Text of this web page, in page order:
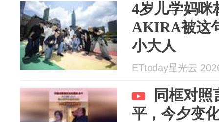
4岁儿学妈
AKIRA被这
小大人
ETtoday星光云
同框对照
平，今夕变